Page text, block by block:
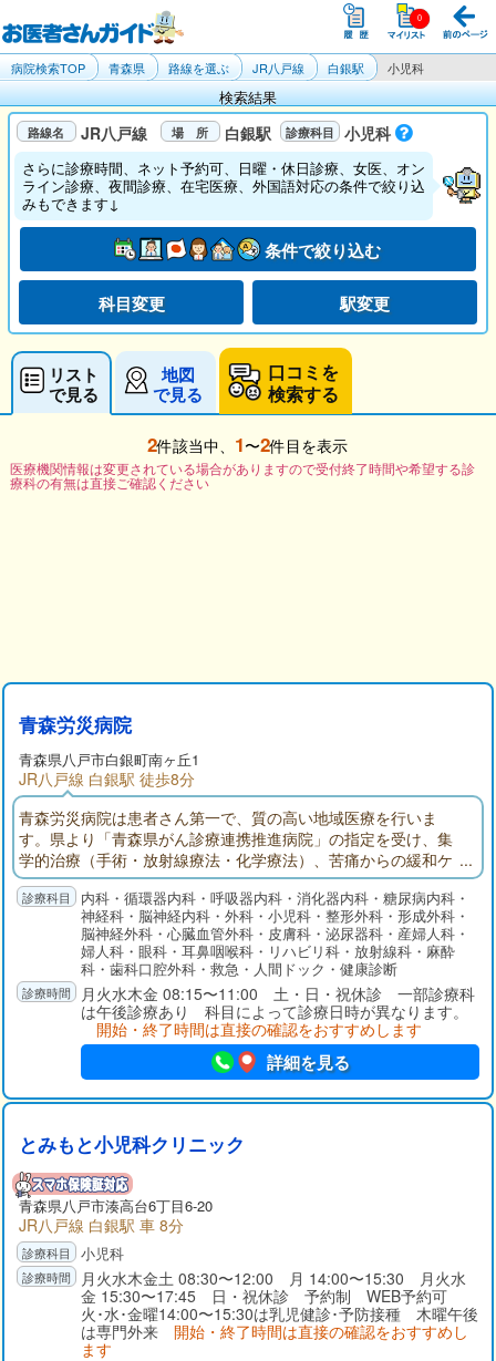
病院検索TOP 青森県 路線を選ぶ JR八戸線 白銀駅 小児科
検索結果
JR八戸線 白銀駅 小児科
さらに診療時間、ネット予約可、日曜・休日診療、女医、オン
ライン診療、夜間診療、在宅医療、外国語対応の条件で絞り込
みもできます↓
条件で絞り込む
科目変更 駅変更
リスト
で見る
地図
で見る
口コミを
検索する
2件該当中、 1〜2件目を表示
医療機関情報は変更されている場合がありますので受付終了時間や希望する診
療科の有無は直接ご確認ください
青森労災病院
青森県八戸市白銀町南ヶ丘1
JR八戸線 白銀駅 徒歩8分
青森労災病院は患者さん第一で、質の高い地域医療を行いま
す。県より「青森県がん診療連携推進病院」の指定を受け、集
学的治療（手術・放射線療法・化学療法）、苦痛からの緩和ケ
ア、早期発見のためのがん検診、に取り組んでおります。
内科・循環器内科・呼吸器内科・消化器内科・糖尿病内科・
神経科・脳神経内科・外科・小児科・整形外科・形成外科・
脳神経外科・心臓血管外科・皮膚科・泌尿器科・産婦人科・
婦人科・眼科・耳鼻咽喉科・リハビリ科・放射線科・麻酔
科・歯科口腔外科・救急・人間ドック・健康診断
月火水木金 08:15〜11:00 土・日・祝休診 一部診療科
は午後診療あり 科目によって診療日時が異なります。
開始・終了時間は直接の確認をおすすめします
詳細を見る
とみもと小児科クリニック
青森県八戸市湊高台6丁目6-20
JR八戸線 白銀駅 車 8分
小児科
月火水木金土 08:30〜12:00 月 14:00〜15:30 月火水
金 15:30〜17:45 日・祝休診 予約制 WEB予約可
火･水･金曜14:00〜15:30は乳児健診･予防接種 木曜午後
は専門外来 開始・終了時間は直接の確認をおすすめし
ます